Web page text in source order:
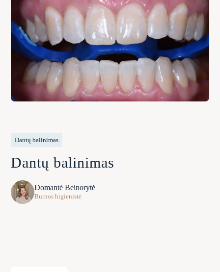
Dantų balinimas
Dantų balinimas
Domantė Beinorytė
Burnos higienistė